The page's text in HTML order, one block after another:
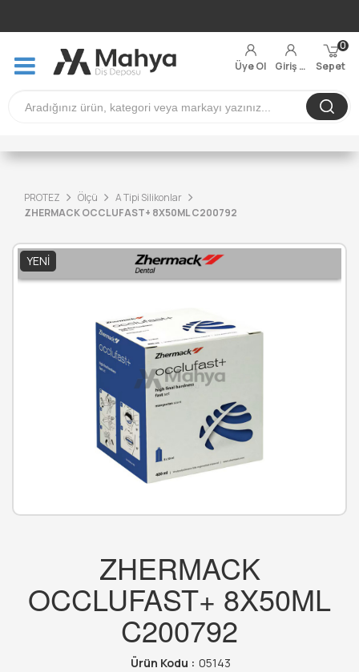
Üye Ol Giriş Yap Sepet
0
PROTEZ Ölçü
A Tipi Silikonlar
ZHERMACK OCCLUFAST+ 8X50ML C200792
YENI
ZHERMACK
OCCLUFAST+ 8X50ML
C200792
Ürün Kodu : 05143